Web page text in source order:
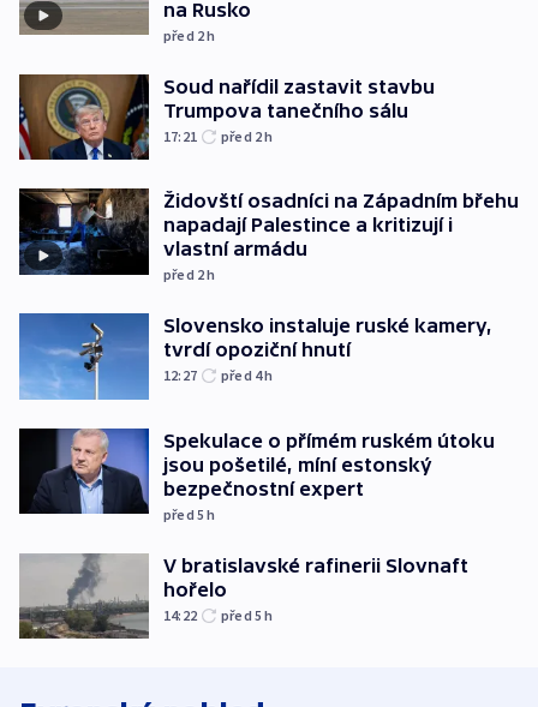
na Rusko
před 2h
Soud nařídil zastavit stavbu
Trumpova tanečního sálu
17:21 před 2h
Židovští osadníci na Západním břehu
napadají Palestince a kritizují i
vlastní armádu
před 2h
Slovensko instaluje ruské kamery,
tvrdí opoziční hnutí
12:27 před 4h
Spekulace o přímém ruském útoku
jsou pošetilé, míní estonský
bezpečnostní expert
před 5h
V bratislavské rafinerii Slovnaft
hořelo
14:22 před 5h